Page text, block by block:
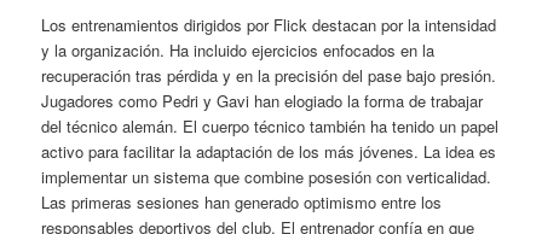
Los entrenamientos dirigidos por Flick destacan por la intensidad
y la organización. Ha incluido ejercicios enfocados en la
recuperación tras pérdida y en la precisión del pase bajo presión.
Jugadores como Pedri y Gavi han elogiado la forma de trabajar
del técnico alemán. El cuerpo técnico también ha tenido un papel
activo para facilitar la adaptación de los más jóvenes. La idea es
implementar un sistema que combine posesión con verticalidad.
Las primeras sesiones han generado optimismo entre los
responsables deportivos del club. El entrenador confía en que